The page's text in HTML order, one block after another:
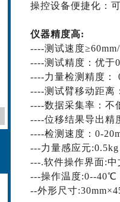
操控设备便捷化 ：
仪器精度高:
----测试速度≥60mm/
----测试精度：优于
----力量检测精度：
----测试臂移动距离
----数据采集率：不
----位移结果导出精
----检测速度： 0-
---力量感应元:
---.软件操作界面:中
---操作温度:0--40℃
--外形尺寸:30mm×